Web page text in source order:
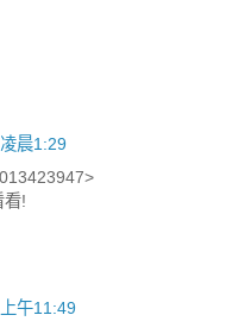
晨1:29
看!
午11:49